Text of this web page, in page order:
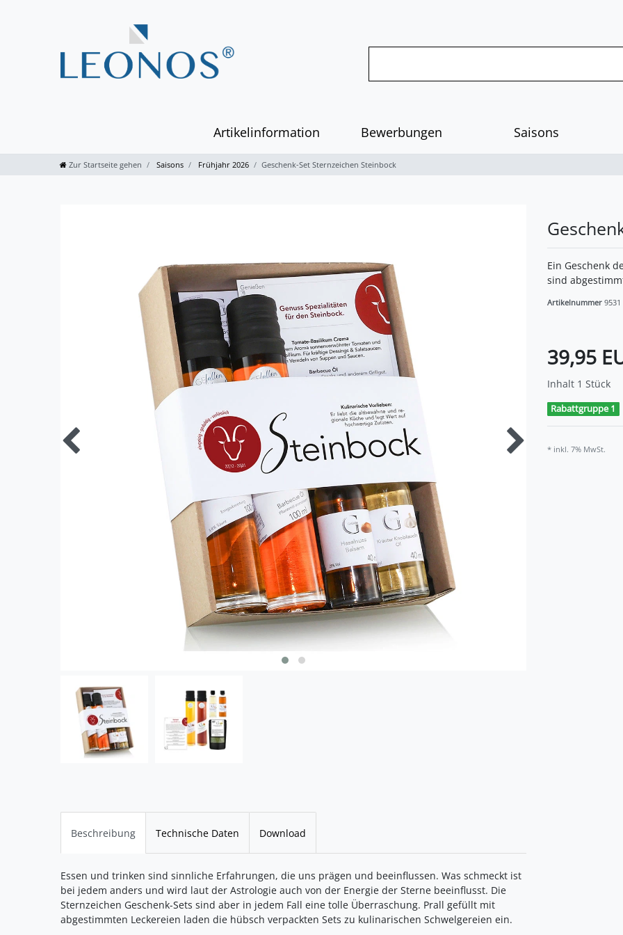
Artikelinformation Bewerbungen Saisons
Zur Startseite gehen Saisons Frühjahr 2026 Geschenk-Set Sternzeichen Steinbock
Ein Geschenk
sind
Artikelnummer 9531
39,95
Inhalt 1 Stück
Rabattgruppe 1
* inkl. 7% MwSt.
Beschreibung Technische Daten Download
Essen und trinken sind sinnliche Erfahrungen, die uns prägen und beeinflussen. Was schmeckt ist
bei jedem anders und wird laut der Astrologie auch von der Energie der Sterne beeinflusst. Die
Sternzeichen Geschenk-Sets sind aber in jedem Fall eine tolle Überraschung. Prall gefüllt mit
abgestimmten Leckereien laden die hübsch verpackten Sets zu kulinarischen Schwelgereien ein.